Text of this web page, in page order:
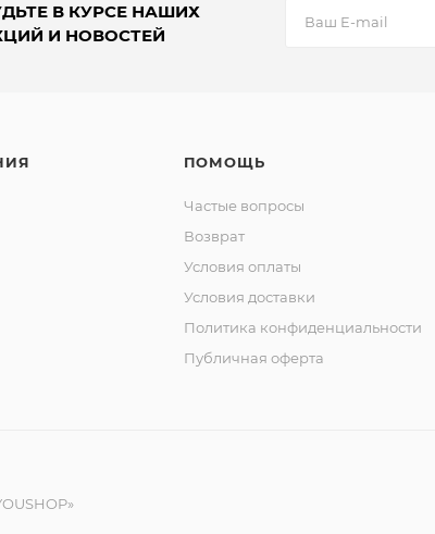
В КУРСЕ НАШИХ
И НОВОСТЕЙ
ПОМОЩЬ
Частые вопросы
Возврат
Условия оплаты
Условия доставки
Политика конфиденциальности
Публичная оферта